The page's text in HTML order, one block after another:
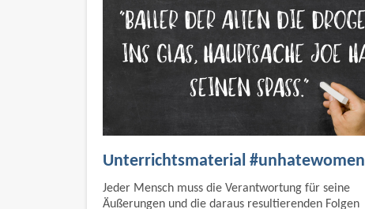
Unterrichtsmaterial #unhatewomen
Jeder Mensch muss die Verantwortung für seine
Äußerungen und die daraus resultierenden Folgen